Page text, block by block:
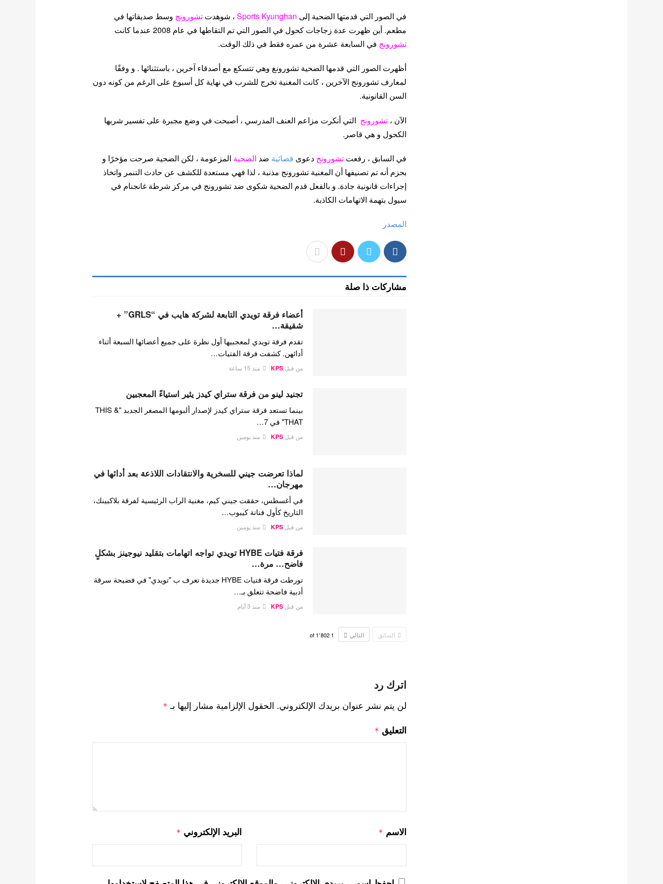
في الصور التي قدمتها الضحية إلى Sports Kyunghan ، شوهدتتشورونج وسط صديقاتها في
مطعم. أين ظهرت عدة زجاجات كحول في الصور التي تم التقاطها في عام 2008 عندما كانت
تشورونج في السابعة عشرة من عمره فقط في ذلك الوقت.
أظهرت الصور التي قدمها الضحية تشورونغ وهي تتسكع مع أصدقاء آخرين ، باستثنائها . و وفقًا
لمعارف تشورونج الآخرين ، كانت المغنية تخرج للشرب في نهاية كل أسبوع على الرغم من كونه دون
السن القانونية.
الآن ،تشورونج التي أنكرت مزاعم العنف المدرسي ، أصبحت في وضع مجبرة على تفسير شربها
الكحول و هي قاصر.
في السابق ، رفعتتشورونج دعوى قضائية ضد الضحية المزعومة ، لكن الضحية صرحت مؤخرًا و
بحزم أنه تم تصنيفها أن المغنية تشورونج مذنبة ، لذا فهي مستعدة للكشف عن حادث التنمر واتخاذ
إجراءات قانونية جادة. و بالفعل قدم الضحية شكوى ضد تشورونج في مركز شرطة غانجنام في
سيول بتهمة الاتهامات الكاذبة.
المصدر
مشاركات ذا صلة
أعضاء فرقة تويدي التابعة لشركة هايب في “GRLS” +
شقيقة…
تقدم فرقة تويدي لمعجبيها أول نظرة على جميع أعضائها السبعة أثناء
أدائهن. كشفت فرقة الفتيات…
من قبلKPS منذ 15 ساعة
تجنيد لينو من فرقة ستراي كيدز يثير استياءً المعجبين
بينما تستعد فرقة ستراي كيدز لإصدار ألبومها المصغر الجديد "THIS &
THAT" في 7…
من قبلKPS منذ يومين
لماذا تعرضت جيني للسخرية والانتقادات اللاذعة بعد أدائها في
مهرجان…
في أغسطس، حققت جيني كيم، مغنية الراب الرئيسية لفرقة بلاكبينك،
التاريخ كأول فنانة كيبوب…
من قبلKPS منذ يومين
فرقة فتيات HYBE تويدي تواجه اتهامات بتقليد نيوجينز بشكلٍ
فاضح… مرة…
تورطت فرقة فتيات HYBE جديدة تعرف ب "تويدي" في فضيحة سرقة
أدبية فاضحة تتعلق بـ…
من قبلKPS منذ 3 أيام
السابق التالي 1
of1٬802
اترك رد
لن يتم نشر عنوان بريدك الإلكتروني. الحقول الإلزامية مشار إليها بـ *
التعليق *
الاسم * البريد الإلكتروني *